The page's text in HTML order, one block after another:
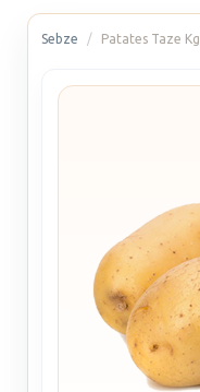
Sebze Patates Taze Kg